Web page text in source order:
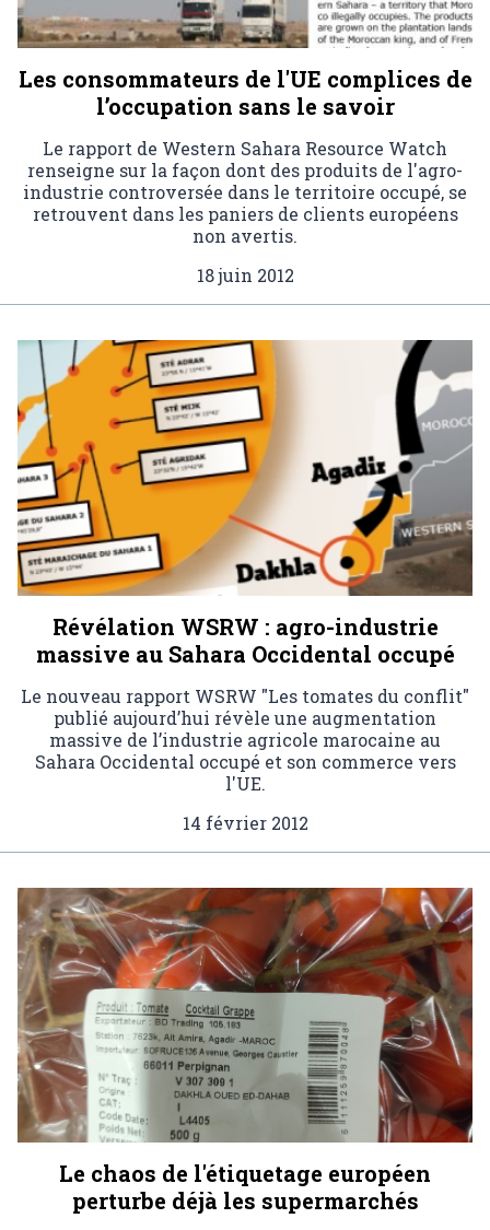
Les consommateurs de l'UE complices de
l’occupation sans le savoir
Le rapport de Western Sahara Resource Watch
renseigne sur la façon dont des produits de l'agro-
industrie controversée dans le territoire occupé, se
retrouvent dans les paniers de clients européens
non avertis.
18 juin 2012
Révélation WSRW : agro-industrie
massive au Sahara Occidental occupé
Le nouveau rapport WSRW "Les tomates du conflit"
publié aujourd’hui révèle une augmentation
massive de l’industrie agricole marocaine au
Sahara Occidental occupé et son commerce vers
l'UE.
14 février 2012
Le chaos de l'étiquetage européen
perturbe déjà les supermarchés